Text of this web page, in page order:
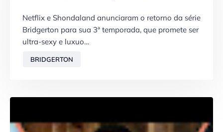
Netflix e Shondaland anunciaram o retorno da série
Bridgerton para sua 3ª temporada, que promete ser
ultra-sexy e luxuo…
BRIDGERTON